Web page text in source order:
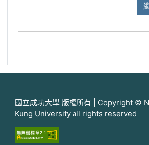
國立成功大學 版權所有 | Copyright ©
Kung University all rights reserved